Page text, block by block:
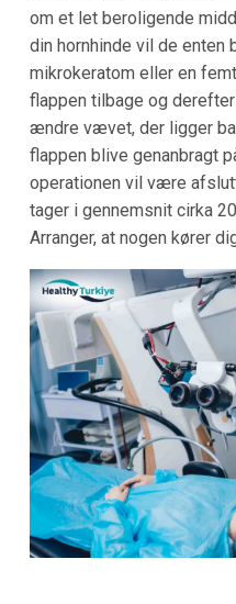
om et let beroligende
din hornhinde vil de enten
mikrokeratom eller en
flappen tilbage og
ændre vævet, der ligger
flappen blive genanbragt
operationen vil være
tager i gennemsnit cirka
Arranger, at nogen kører